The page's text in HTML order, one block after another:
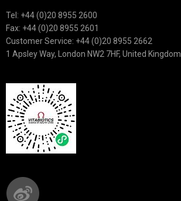
Tel: +44 (0)20 8955 2600
Fax: +44 (0)20 8955 2601
Customer Service: +44 (0)20 8955 2662
1 Apsley Way, London NW2 7HF, United Kingdom